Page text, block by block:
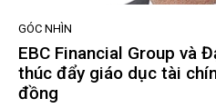
GÓC NHÌN
EBC Financial Group và
thúc đẩy giáo dục tài
đồng